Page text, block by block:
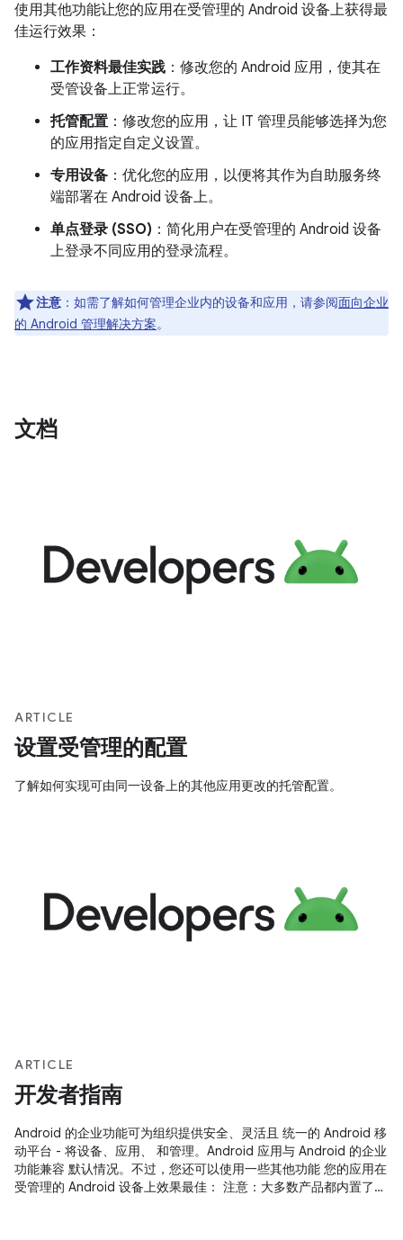
使用其他功能让您的应用在受管理的 Android 设备上获得最
佳运行效果：
工作资料最佳实践 ：修改您的 Android 应用，使其在
受管设备上正常运行。
托管配置 ：修改您的应用，让 IT 管理员能够选择为您
的应用指定自定义设置。
专用设备 ：优化您的应用，以便将其作为自助服务终
端部署在 Android 设备上。
单点登录 (SSO) ：简化用户在受管理的 Android 设备
上登录不同应用的登录流程。
注意 ：如需了解如何管理企业内的设备和应用，请参阅面向企业
的 Android 管理解决方案。
文档
ARTICLE
设置受管理的配置
了解如何实现可由同一设备上的其他应用更改的托管配置。
ARTICLE
开发者指南
Android 的企业功能可为组织提供安全、灵活且 统一的 Android 移
动平台 - 将设备、应用、 和管理。Android 应用与 Android 的企业
功能兼容 默认情况。不过，您还可以使用一些其他功能 您的应用在
受管理的 Android 设备上效果最佳： 注意：大多数产品都内置了